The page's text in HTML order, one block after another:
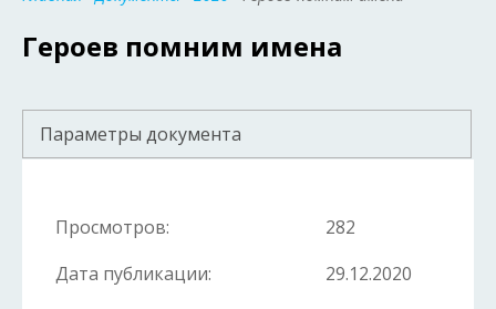
Героев помним имена
Параметры документа
Просмотров:
282
Дата публикации:
29.12.2020